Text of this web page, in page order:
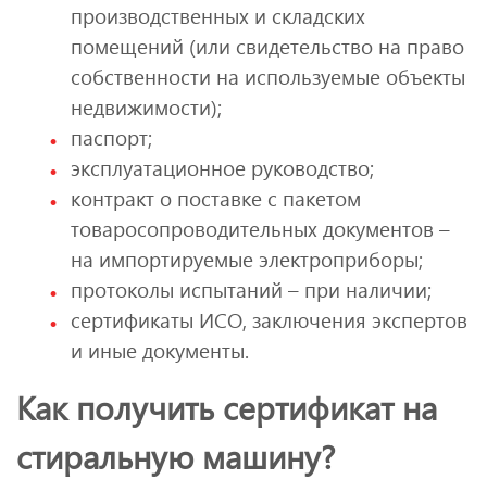
производственных и складских
помещений (или свидетельство на право
собственности на используемые объекты
недвижимости);
паспорт;
эксплуатационное руководство;
контракт о поставке с пакетом
товаросопроводительных документов –
на импортируемые электроприборы;
протоколы испытаний – при наличии;
сертификаты ИСО, заключения экспертов
и иные документы.
Как получить сертификат на
стиральную машину?